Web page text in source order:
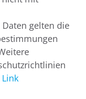
gelten die
Link